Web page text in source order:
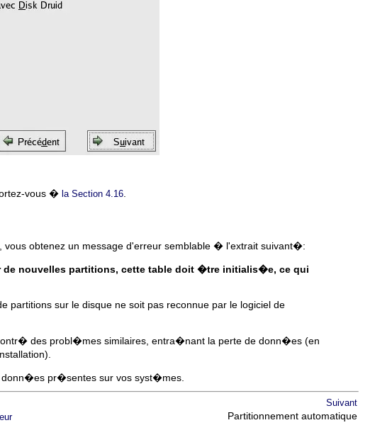
vous � la Section 4.16
vous obtenez un message d'erreur semblable � l'extrait suivant�:
nouvelles partitions, cette table doit �tre initialis�e, ce qui
partitions sur le disque ne soit pas reconnue par le logiciel de
des probl�mes similaires, entra�nant la perte de donn�es (en
donn�es pr�sentes sur vos syst�mes.
Suivant
Partitionnement automatique